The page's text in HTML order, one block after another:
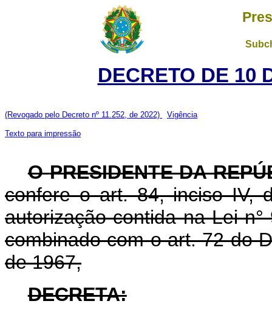
DECRETO DE 10
(Revogado pelo Decreto nº 11.252, de 2022) Vigência
Texto para impressão
O PRESIDENTE DA
confere o art. 84, inciso IV,
autorização contida na Lei
combinado com o art. 72 do
de 1967,
DECRETA: